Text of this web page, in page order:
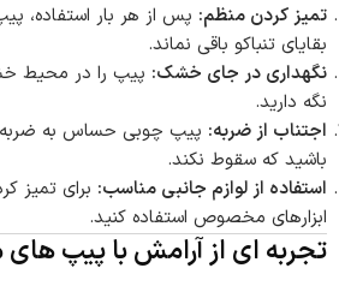
تمیز کردن منظم: پس از هر بار استفاده،
بقایای تنباکو باقی نماند.
نگهداری در جای خشک: پیپ را در محیط
نگه دارید.
اجتناب از ضربه: پیپ چوبی حساس به ضربه
باشید که سقوط نکند.
استفاده از لوازم جانبی مناسب: برای تمیز
ابزارهای مخصوص استفاده کنید.
تجربه ای از آرامش با پیپ های